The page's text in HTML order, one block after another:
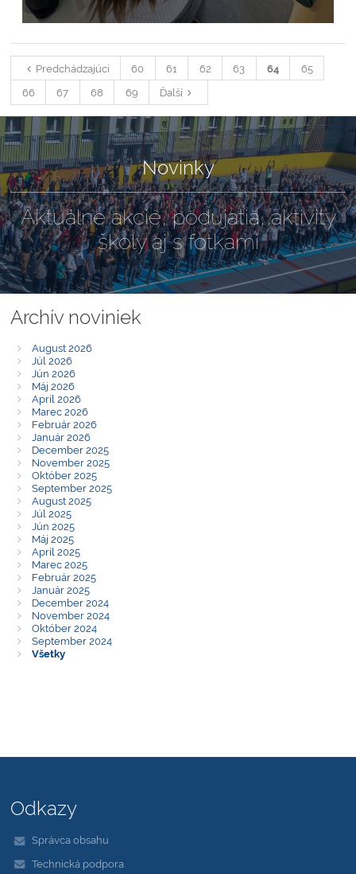
Predchádzajúci 60 61 62 63 64
65
66
67 68 69 Ďalší
Novinky
Aktuálne akcie, podujatia, aktivity
školy aj s fotkami
Archív noviniek
August 2026
Júl 2026
Jún 2026
Máj 2026
Apríl 2026
Marec 2026
Február 2026
Január 2026
December 2025
November 2025
Október 2025
September 2025
August 2025
Júl 2025
Jún 2025
Máj 2025
Apríl 2025
Marec 2025
Február 2025
Január 2025
December 2024
November 2024
Október 2024
September 2024
Všetky
Odkazy
Správca obsahu
Technická podpora